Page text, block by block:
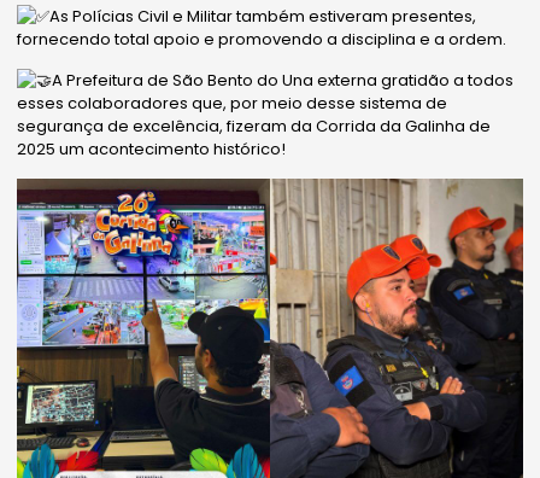
As Polícias Civil e Militar também estiveram presentes,
fornecendo total apoio e promovendo a disciplina e a ordem.
A Prefeitura de São Bento do Una externa gratidão a todos
esses colaboradores que, por meio desse sistema de
segurança de excelência, fizeram da Corrida da Galinha de
2025 um acontecimento histórico!